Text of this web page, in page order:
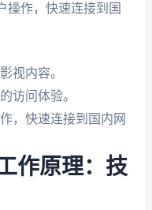
操作，快速连接到国
视内容。
访问体验。
，快速连接到国内网
作原理：技